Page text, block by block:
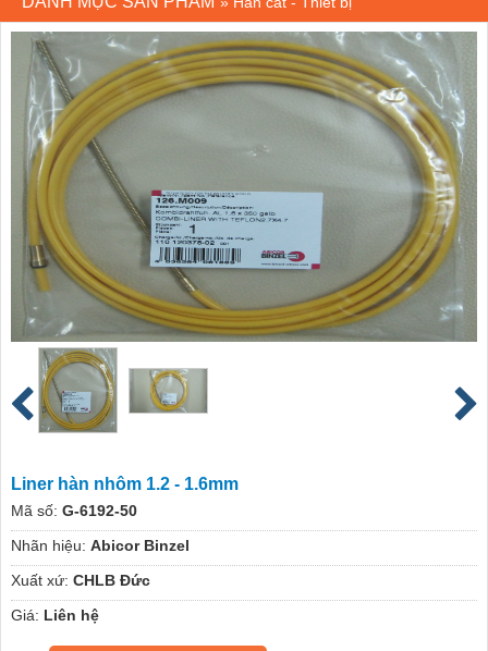
Liner hàn nhôm 1.2 - 1.6mm
Mã số: G-6192-50
Nhãn hiệu: Abicor Binzel
Xuất xứ: CHLB Đức
Giá: Liên hệ